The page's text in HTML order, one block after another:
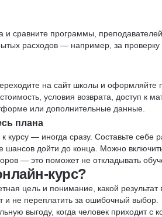
сравните программы,
расходов — например, за
на сайт школы и оформляйте
условия возврата, доступ к
или дополнительные данные.
плана
курсу — иногда сразу. Составьте себе
шансов дойти до конца. Можно
— это поможет не откладывать
курс?
цель и понимание, какой
не переплатить за ошибочный выбор.
выгоду, когда человек приходит с